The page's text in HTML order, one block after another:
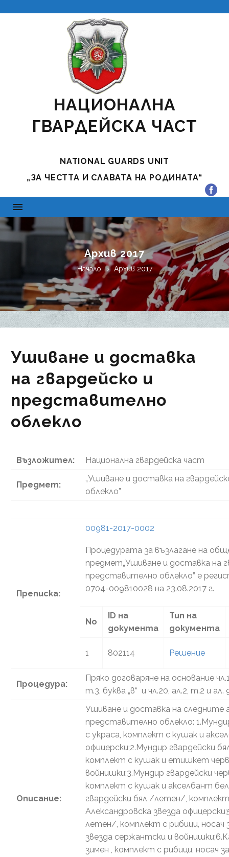
НАЦИОНАЛНА
ГВАРДЕЙСКА ЧАСТ
NATIONAL GUARDS UNIT
„ЗА ЧЕСТТА И СЛАВАТА НА РОДИНАТА“
Архив 2017
Начало Архив 2017
Ушиване и доставка
на гвардейско и
представително
облекло
Възложител: Национална гвардейска част
Предмет:
„Ушиване и доставка на
облекло”
Преписка:
00981-2017-0002
Процедурата за възлагане на
предмет„Ушиване и доставка на
представително облекло” е
0704-009810028 на 23.08.2017 г.
No
ID на
документа
Тип на
документа
1 802114 Решение
Процедура:
Пряко договаряне на основание
т.3, буква „в“ и чл.20, ал.2, т.2 и
Описание:
Ушиване и доставка на следните
представително облекло:
с украса, комплект с кушак и
офицерски;2.Мундир гвардейски
комплект с кушак и етишкет
войнишки;3.Мундир гвардейски
комплект с кушак и акселбант
гвардейски бял /летен/, комплект
Александровска звезда
летен/, комплект с рибици, носач
звезда сержантски и
зимен , комплект с рибици, носач